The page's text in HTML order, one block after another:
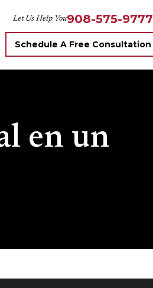
Let Us Help You908-575-9777
Schedule A Free Consultation
en un